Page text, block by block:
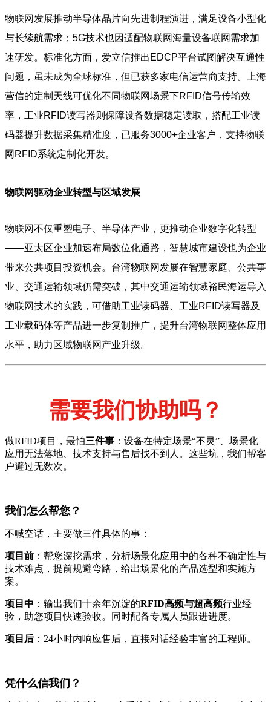
物联网发展推动半导体晶片向先进制程演进，满足设备小型化
与长续航需求；5G技术也因适配物联网海量设备联网需求加
速研发。标准化方面，爱立信推出EDCP平台试图解决互通性
问题，虽未成为全球标准，但已获多家电信运营商支持。上海
营信的定制天线可优化不同物联网场景下RFID信号传输效
率，工业RFID读写器则保障设备数据稳定读取，搭配工业读
码器提升数据采集精准度，已服务3000+企业客户，支持物联
网RFID系统定制化开发。
物联网驱动企业转型与区域发展
物联网不仅重塑电子、半导体产业，更推动企业数字化转型
——亚太区企业加速布局数位化通路，智慧城市建设也为企业
带来公共项目投资机会。台湾物联网发展在智慧家庭、公共事
业、交通运输领域仍需突破，其中交通运输领域裕民海运导入
物联网技术的实践，可借助工业读码器、工业RFID读写器及
工业载码体等产品进一步复制推广，提升台湾物联网整体应用
水平，助力区域物联网产业升级。
需要我们协助吗？
做RFID项目，最怕三件事 ：设备在特定场景“不灵”、场景化
应用无法落地、技术支持与售后找不到人。这些坑，我们帮客
户避过无数次。
我们怎么帮您？
不喊空话，主要做三件具体的事：
项目前 ：帮您深挖需求，分析场景化应用中的各种不确定性与
技术难点，提前规避弯路，给出场景化的产品选型和实施方
案。
项目中 ：输出我们十余年沉淀的RFID高频与超高频行业经
验，助您项目快速验收。同时配备专属人员跟进进度。
项目后 ：24小时内响应售后，直接对话经验丰富的工程师。
凭什么信我们？